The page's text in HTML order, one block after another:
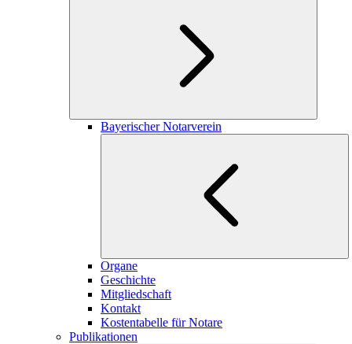
Bayerischer Notarverein
Organe
Geschichte
Mitgliedschaft
Kontakt
Kostentabelle für Notare
Publikationen